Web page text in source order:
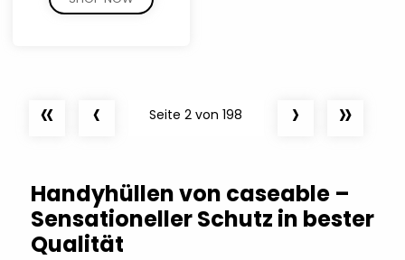
« ‹ Seite 2 von 198 › »
Handyhüllen von caseable –
Sensationeller Schutz in bester
Qualität